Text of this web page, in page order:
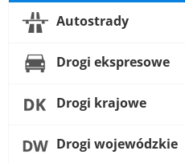
Autostrady
Drogi ekspresowe
Drogi krajowe
Drogi wojewódzkie